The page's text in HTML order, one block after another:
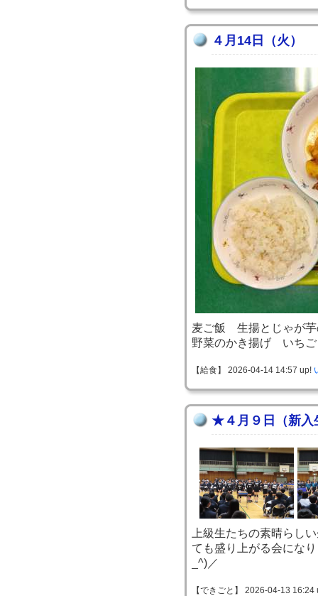
４月14日（火）
麦ご飯 生揚とじゃが芋
野菜のかき揚げ いちご
【給食】 2026-04-14 14:57 up!
★４月９日（新入
上級生たちの素晴らし
ても盛り上がる会にな
_^)／
【できごと】 2026-04-13